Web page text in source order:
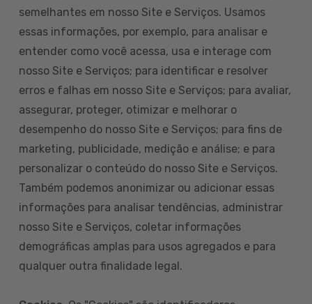
semelhantes em nosso Site e Serviços. Usamos
essas informações, por exemplo, para analisar e
entender como você acessa, usa e interage com
nosso Site e Serviços; para identificar e resolver
erros e falhas em nosso Site e Serviços; para avaliar,
assegurar, proteger, otimizar e melhorar o
desempenho do nosso Site e Serviços; para fins de
marketing, publicidade, medição e análise; e para
personalizar o conteúdo do nosso Site e Serviços.
Também podemos anonimizar ou adicionar essas
informações para analisar tendências, administrar
nosso Site e Serviços, coletar informações
demográficas amplas para usos agregados e para
qualquer outra finalidade legal.